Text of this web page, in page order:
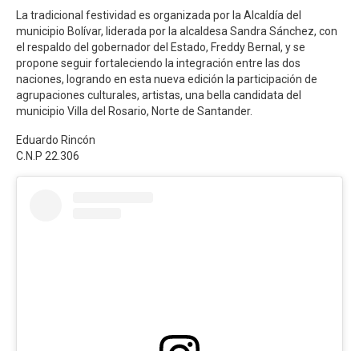
La tradicional festividad es organizada por la Alcaldía del
municipio Bolívar, liderada por la alcaldesa Sandra Sánchez, con
el respaldo del gobernador del Estado, Freddy Bernal, y se
propone seguir fortaleciendo la integración entre las dos
naciones, logrando en esta nueva edición la participación de
agrupaciones culturales, artistas, una bella candidata del
municipio Villa del Rosario, Norte de Santander.
Eduardo Rincón
C.N.P 22.306